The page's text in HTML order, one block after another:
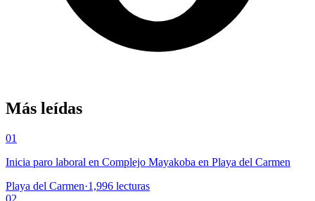
Más leídas
01
Inicia paro laboral en Complejo Mayakoba en Playa del Carmen
Playa del Carmen·1,996 lecturas
02